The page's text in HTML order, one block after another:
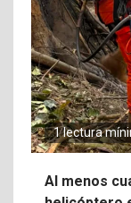
1 lectura
Al menos